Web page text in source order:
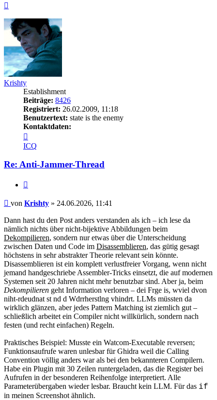
Krishty
Establishment
Beiträge: 8426
Registriert: 26.02.2009, 11:18
Benutzertext: state is the enemy
Kontaktdaten:
von
Krishty
ICQ
Re: Anti-Jammer-Thread
Beitrag
von Krishty » 24.06.2026, 11:41
Dann hast du den Post anders verstanden als ich – ich lese da
nämlich nichts über nicht-bijektive Abbildungen beim
Dekompilieren, sondern nur etwas über die Unterscheidung
zwischen Daten und Code im Disassemblieren, das gütig gesagt
höchstens in sehr abstrakter Theorie relevant sein könnte.
Disassemblieren ist ein komplett verlustfreier Vorgang, wenn nicht
jemand handgeschriebe Assembler-Tricks einsetzt, die auf modernen
Systemen seit 20 Jahren nicht mehr benutzbar sind. Aber ja, beim
Dekompilieren geht Information verloren – dei Frge is, wviel dvon
niht-rdeudnat st nd d Wdrrherstlng vhindrt. LLMs müssten da
wirklich glänzen, aber jedes Pattern Matching ist ziemlich gut –
schließlich arbeitet ein Compiler nicht willkürlich, sondern nach
festen (und recht einfachen) Regeln.
Praktisches Beispiel: Musste ein Watcom-Executable reversen;
Funktionsaufrufe waren unlesbar für Ghidra weil die Calling
Convention völlig anders war als bei den bekannteren Compilern.
Habe ein Plugin mit 30 Zeilen runtergeladen, das die Register bei
Aufrufen in der besonderen Reihenfolge interpretiert. Alle
Parameterübergaben wieder lesbar. Braucht kein LLM. Für das if
in meinen Screenshot ähnlich.